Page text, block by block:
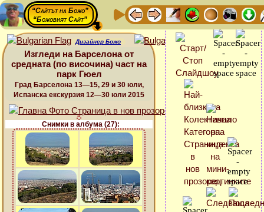
“Сайтът на Божо”
“Божовият Сайт”
Дизайнер Божо
Изгледи на Барселона от
средната (по височина) част на
парк Гюел
Град Барселона 13—15, 29 и 30 юли,
Испанска екскурзия 12—30 юли 2015
Снимки в албума (27):